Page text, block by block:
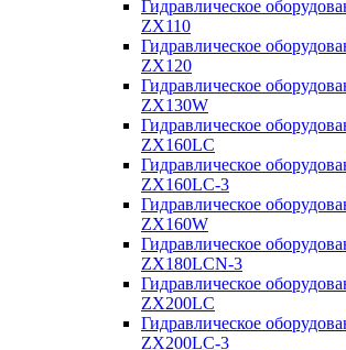
Гидравлическое
ZX110
Гидравлическое
ZX120
Гидравлическое
ZX130W
Гидравлическое
ZX160LC
Гидравлическое
ZX160LC-3
Гидравлическое
ZX160W
Гидравлическое
ZX180LCN-3
Гидравлическое
ZX200LC
Гидравлическое
ZX200LC-3